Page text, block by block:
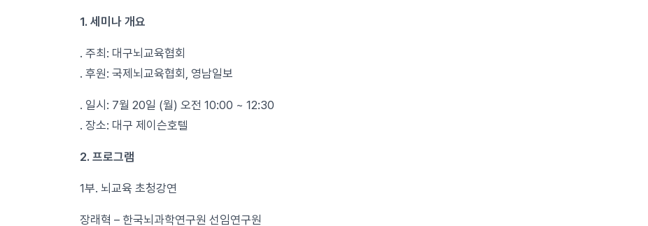
1. 세미나 개요
. 주최: 대구뇌교육협회
. 후원: 국제뇌교육협회, 영남일보
. 일시: 7월 20일 (월) 오전 10:00 ~ 12:30
. 장소: 대구 제이슨호텔
2. 프로그램
1부. 뇌교육 초청강연
장래혁 – 한국뇌과학연구원 선임연구원